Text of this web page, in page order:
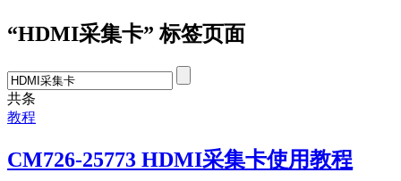
“HDMI采集卡” 标签页面
共条
教程
CM726-25773 HDMI采集卡使用教程